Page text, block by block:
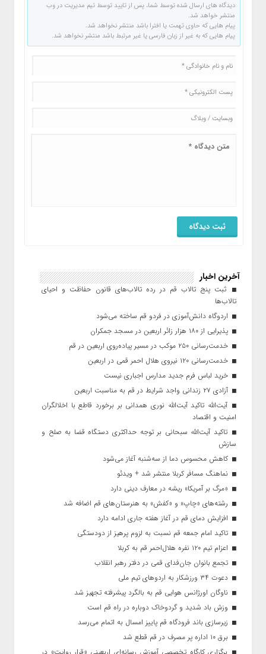
دیدگاه های ارسال شده توسط شما، پس از تایید توسط تیم مدیریت در وب
منتشر خواهد شد.
پیام هایی که حاوی تهمت یا افترا باشد منتشر نخواهد شد.
پیام هایی که به غیر از زبان فارسی یا غیر مرتبط باشد منتشر نخواهد شد.
آخرین اخبار
ثبت پنج تالاب قم در رده تالاب‌های قانون حفاظت و احیای
تالاب‌ها
اردوگاه دانش‌آموزی در فردو قم ساخته می‌شود
پذیرایی از ۱۸۰ هزار زائر اربعین در مسجد جمکران
خدمت‌رسانی ۲۵۰ موکب در مسیر پیاده‌روی اربعین در قم
خدمت‌رسانی ۱۲۰ نیروی هلال احمر قمی در اربعین
خرید لباس فرم جدید مدارس اجباری نیست
آزادی ۲۷ زندانی واجد شرایط در قم به مناسبت اربعین
آیت‌الله تاکید آیت‌الله نوری همدانی بر برخورد قاطع با اخلالگران
امنیت و اقتصاد
تاکید آیت‌الله‌ سبحانی بر توجه حداکثری دستگاه قضا به صلح و
سازش
کاهش محسوس دما از سه‌شنبه آغاز می‌شود
نماهنگ مسافر کربلا منتشر شد + ویدئو
«مرگ بر آمریکا» ریشه در معارف دینی دارد
رشته‌های «چاپ» و «کفش» به هنرستان‌های قم اضافه شد
افزایش دمای قم در آغاز هفته جاری ادامه دارد
تاکید امام جمعه قم نسبت به لزوم پرهیز از دودستگی
اعزام تیم ۱۲۰ نفره هلال‌احمر قم به کربلا
تجمع بانوان جان‌فدای قمی در دفتر رهبر انقلاب
دعوت ۳۴ ورزشکار به اردوهای تیم ملی
ناوگان اورژانس هوایی قم به بالگرد پیشرفته تجهیز شد
وزش باد شدید و گردوخاک دوباره در راه قم است
زیرسازی باند فرودگاه قم پاییز امسال به اتمام می‌رسد
برق ۱۰ اداره پر مصرف در قم قطع شد